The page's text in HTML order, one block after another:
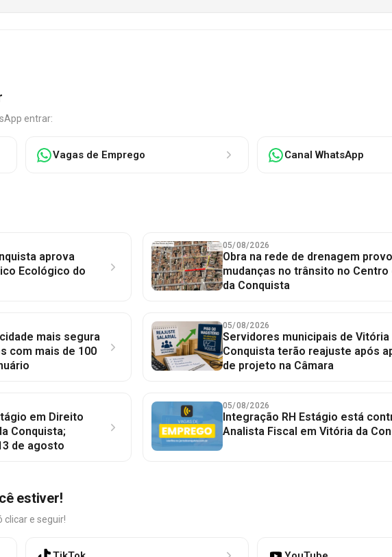
entrar:
Vagas de Emprego Canal WhatsApp
aprova
Ecológico do
05/08/2026
Obra na rede de drenagem
mudanças no trânsito no Centro
da Conquista
mais segura
com mais de 100
05/08/2026
Servidores municipais de Vitória
Conquista terão reajuste após
de projeto na Câmara
em Direito
Conquista;
de agosto
05/08/2026
Integração RH Estágio está
Analista Fiscal em Vitória da
estiver!
clicar e seguir!